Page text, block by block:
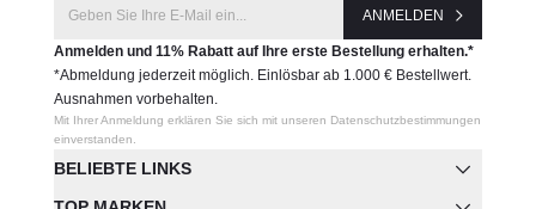
BELIEBTE LINKS
ANMELDEN
Anmelden und 11% Rabatt auf Ihre erste Bestellung erhalten.*
*Abmeldung jederzeit möglich. Einlösbar ab 1.000 € Bestellwert.
Ausnahmen vorbehalten.
Mit Ihrer Anmeldung erklären Sie sich mit unseren Datenschutzbestimmungen
einverstanden.